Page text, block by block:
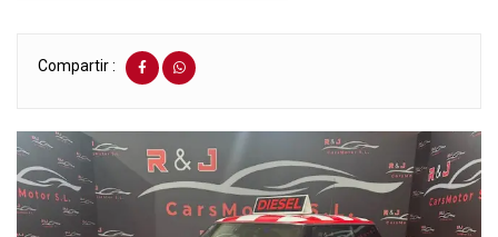
Compartir :